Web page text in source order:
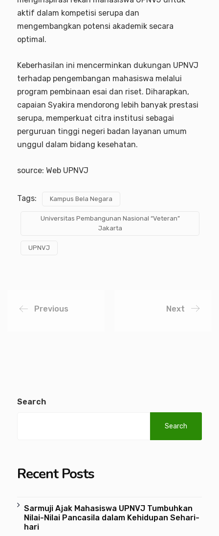
aktif dalam kompetisi serupa dan
mengembangkan potensi akademik secara
optimal.
Keberhasilan ini mencerminkan dukungan UPNVJ
terhadap pengembangan mahasiswa melalui
program pembinaan esai dan riset. Diharapkan,
capaian Syakira mendorong lebih banyak prestasi
serupa, memperkuat citra institusi sebagai
perguruan tinggi negeri badan layanan umum
unggul dalam bidang kesehatan.
source: Web UPNVJ
Tags: Kampus Bela Negara
Universitas Pembangunan Nasional “Veteran”
Jakarta
UPNVJ
Previous Next
Search
Search
Recent Posts
Sarmuji Ajak Mahasiswa UPNVJ Tumbuhkan
Nilai-Nilai Pancasila dalam Kehidupan Sehari-
hari